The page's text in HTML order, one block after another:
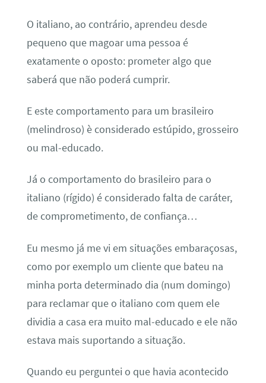
O italiano, ao contrário, aprendeu desde
pequeno que magoar uma pessoa é
exatamente o oposto: prometer algo que
saberá que não poderá cumprir.
E este comportamento para um brasileiro
(melindroso) è considerado estúpido, grosseiro
ou mal-educado.
Já o comportamento do brasileiro para o
italiano (rígido) é considerado falta de caráter,
de comprometimento, de confiança…
Eu mesmo já me vi em situações embaraçosas,
como por exemplo um cliente que bateu na
minha porta determinado dia (num domingo)
para reclamar que o italiano com quem ele
dividia a casa era muito mal-educado e ele não
estava mais suportando a situação.
Quando eu perguntei o que havia acontecido